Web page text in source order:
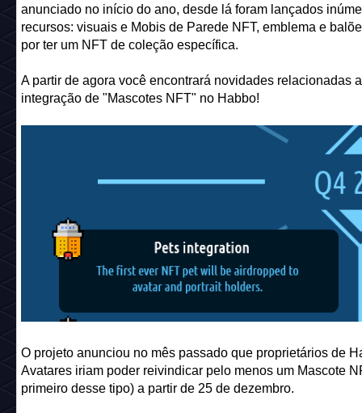
anunciado no início do ano, desde lá foram lançados
recursos: visuais e Mobis de Parede NFT, emblema e
por ter um NFT de coleção específica.
A partir de agora você encontrará novidades relacionadas a
integração de "Mascotes NFT" no Habbo!
O projeto anunciou no mês passado que proprietários de
Avatares iriam poder reivindicar pelo menos um Mascote
primeiro desse tipo) a partir de 25 de dezembro.